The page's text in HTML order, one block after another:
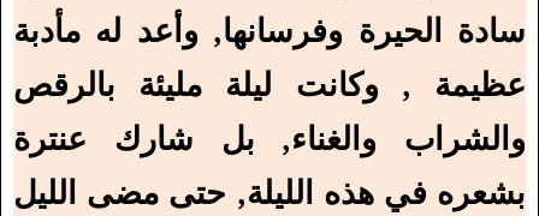
سادة الحيرة وفرسانها, وأعد له مأدبة
عظيمة , وكانت ليلة مليئة بالرقص
والشراب والغناء, بل شارك عنترة
بشعره في هذه الليلة, حتى مضى الليل